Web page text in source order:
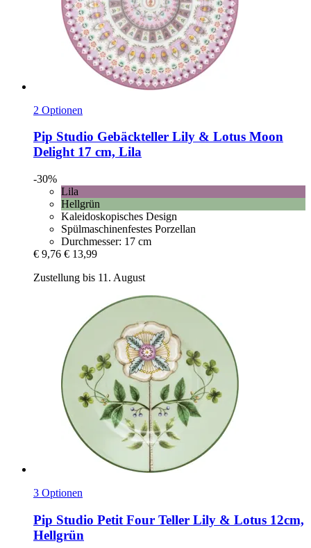
2 Optionen
Pip Studio Gebäckteller Lily & Lotus Moon
Delight 17 cm, Lila
-30%
Lila
Hellgrün
Kaleidoskopisches Design
Spülmaschinenfestes Porzellan
Durchmesser: 17 cm
€ 9,76 € 13,99
Zustellung bis 11. August
3 Optionen
Pip Studio Petit Four Teller Lily & Lotus 12cm,
Hellgrün